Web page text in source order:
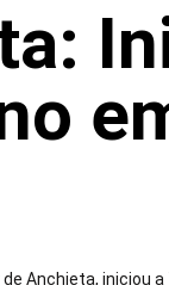
Anchieta, iniciou